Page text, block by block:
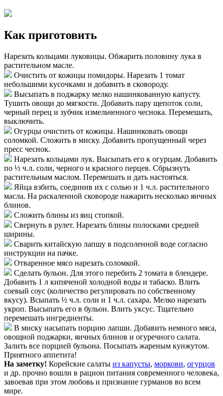
Как приготовить
Нарезать кольцами луковицы. Обжарить половину лука в
растительном масле.
Очистить от кожицы помидоры. Нарезать 1 томат
небольшими кусочками и добавить в сковороду.
Высыпать в поджарку мелко нашинкованную капусту.
Тушить овощи до мягкости. Добавить пару щепоток соли,
черный перец и зубчик измельченного чеснока. Перемешать,
выключить.
Огурцы очистить от кожицы. Нашинковать овощи
соломкой. Сложить в миску. Добавить пропущенный через
пресс чеснок.
Нарезать кольцами лук. Высыпать его к огурцам. Добавить
по ½ ч.л. соли, черного и красного перцев. Сбрызнуть
растительным маслом. Перемешать и дать настояться.
Яйца взбить, соединив их с солью и 1 ч.л. растительного
масла. На раскаленной сковороде нажарить несколько яичных
блинов.
Сложить блины из яиц стопкой.
Свернуть в рулет. Нарезать блины полосками средней
ширины.
Сварить китайскую лапшу в подсоленной воде согласно
инструкции на пачке.
Отваренное мясо нарезать соломкой.
Сделать бульон. Для этого перебить 2 томата в блендере.
Добавить 1 л кипяченой холодной воды и табаско. Влить
соевый соус (количество регулировать по собственному
вкусу). Всыпать ½ ч.л. соли и 1 ч.л. сахара. Мелко нарезать
укроп. Высыпать его в бульон. Влить уксус. Тщательно
перемешать ингредиенты.
В миску насыпать порцию лапши. Добавить немного мяса,
овощной поджарки, яичных блинов и огуречного салата.
Залить все порцией бульона. Посыпать жареным кунжутом.
Приятного аппетита!
На заметку! Корейские салаты из капусты, моркови, огурцов
и др. прочно вошли в рацион питания современного человека,
завоевав при этом любовь и признание гурманов во всем
мире.